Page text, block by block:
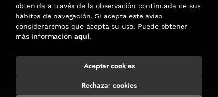
Carrer Aribau, 84
(+34) 932 160 225
info@libreriafabre.com
Formulario de contacto
. Todos los Derechos Reservados |
obtenida a través de la observación continuada de sus
hábitos de navegación. Si acepta este aviso
consideraremos que acepta su uso. Puede obtener
más información aquí.
Rechazar cookies
Aceptar cookies